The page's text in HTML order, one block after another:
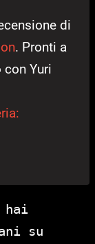
di
. Pronti a
Yuri
hai
su